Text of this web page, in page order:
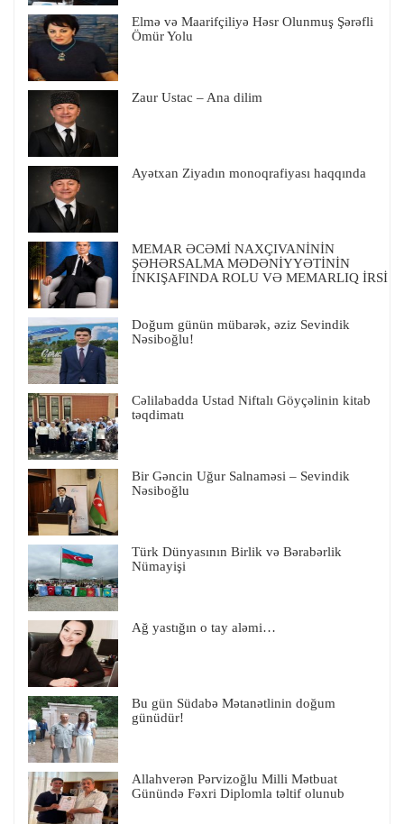
Elmə və Maarifçiliyə Həsr Olunmuş Şərəfli
Ömür Yolu
Zaur Ustac – Ana dilim
Ayətxan Ziyadın monoqrafiyası haqqında
MEMAR ƏCƏMİ NAXÇIVANİNİN
ŞƏHƏRSALMA MƏDƏNİYYƏTİNİN
İNKIŞAFINDA ROLU VƏ MEMARLIQ İRSİ
Doğum günün mübarək, əziz Sevindik
Nəsiboğlu!
Cəlilabadda Ustad Niftalı Göyçəlinin kitab
təqdimatı
Bir Gəncin Uğur Salnaməsi – Sevindik
Nəsiboğlu
Türk Dünyasının Birlik və Bərabərlik
Nümayişi
Ağ yastığın o tay aləmi…
Bu gün Südabə Mətanətlinin doğum
günüdür!
Allahverən Pərvizoğlu Milli Mətbuat
Günündə Fəxri Diplomla təltif olunub